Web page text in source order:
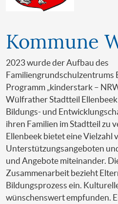
Kommune
2023 wurde der Aufbau des
Familiengrundschulzentrums
Programm „kinderstark –
Wülfrather Stadtteil
Bildungs- und
ihren Familien im Stadtteil zu
Ellenbeek bietet eine Vielzahl
Unterstützungsangeboten
und Angebote miteinander.
Zusammenarbeit bezieht
Bildungsprozess ein.
wünschenswert empfunden.